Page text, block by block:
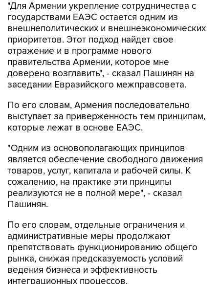
"Для Армении укрепление сотрудничества с
государствами ЕАЭС остается одним из
внешнеполитических и внешнеэкономических
приоритетов. Этот подход найдет свое
отражение и в программе нового
правительства Армении, которое мне
доверено возглавить", - сказал Пашинян на
заседании Евразийского межправсовета.
По его словам, Армения последовательно
выступает за приверженность тем принципам,
которые лежат в основе ЕАЭС.
"Одним из основополагающих принципов
является обеспечение свободного движения
товаров, услуг, капитала и рабочей силы. К
сожалению, на практике эти принципы
реализуются не в полной мере", - сказал
Пашинян.
По его словам, отдельные ограничения и
административные меры продолжают
препятствовать функционированию общего
рынка, снижая предсказуемость условий
ведения бизнеса и эффективность
интеграционных процессов.